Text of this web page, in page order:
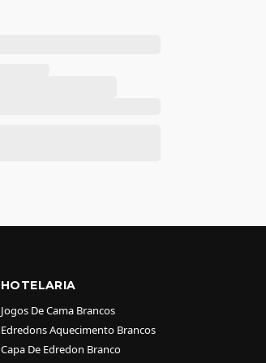
HOTELARIA
Jogos De Cama Brancos
Edredons Aquecimento Brancos
Capa De Edredon Branco